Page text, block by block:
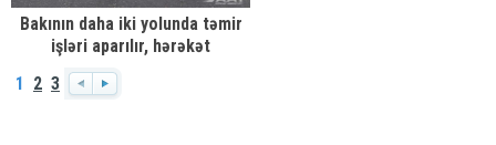
Bakının daha iki yolunda təmir
işləri aparılır, hərəkət
məhdudlaşdırılır
1 2 3